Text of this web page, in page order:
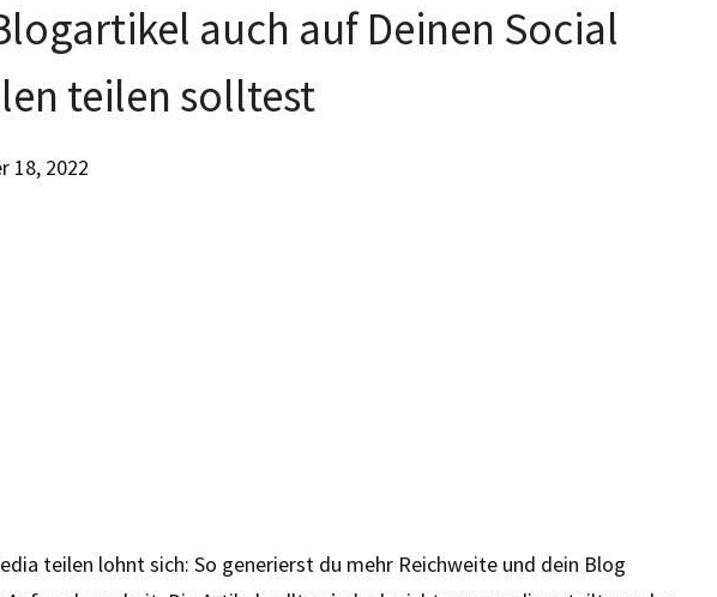
auch auf Deinen Social
teilen solltest
18, 2022
teilen lohnt sich: So generierst du mehr Reichweite und dein Blog